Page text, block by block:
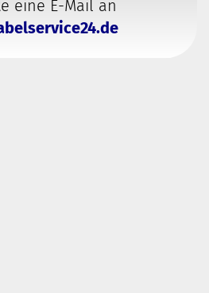
eine E-Mail an